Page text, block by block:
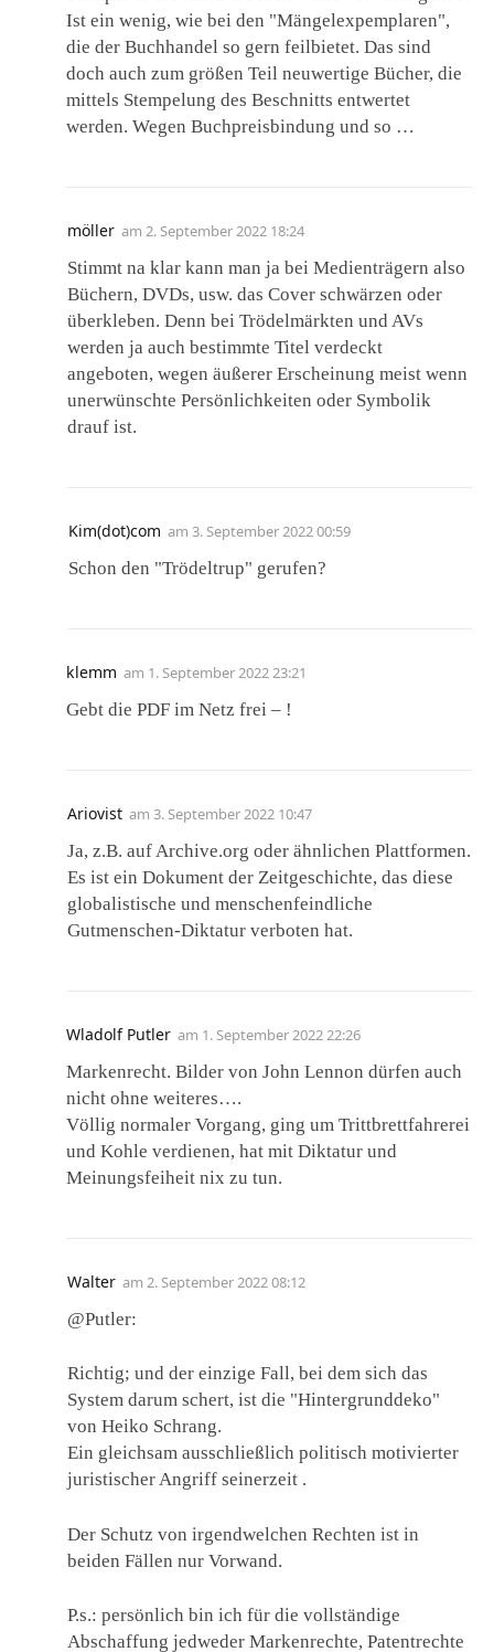
Ist ein wenig, wie bei den "Mängelexpemplaren",
die der Buchhandel so gern feilbietet. Das sind
doch auch zum größen Teil neuwertige Bücher, die
mittels Stempelung des Beschnitts entwertet
werden. Wegen Buchpreisbindung und so …
möller am 2. September 2022 18:24
Stimmt na klar kann man ja bei Medienträgern also
Büchern, DVDs, usw. das Cover schwärzen oder
überkleben. Denn bei Trödelmärkten und AVs
werden ja auch bestimmte Titel verdeckt
angeboten, wegen äußerer Erscheinung meist wenn
unerwünschte Persönlichkeiten oder Symbolik
drauf ist.
Kim(dot)com am 3. September 2022 00:59
Schon den "Trödeltrup" gerufen?
klemm am 1. September 2022 23:21
Gebt die PDF im Netz frei – !
Ariovist am 3. September 2022 10:47
Ja, z.B. auf Archive.org oder ähnlichen Plattformen.
Es ist ein Dokument der Zeitgeschichte, das diese
globalistische und menschenfeindliche
Gutmenschen-Diktatur verboten hat.
Wladolf Putler am 1. September 2022 22:26
Markenrecht. Bilder von John Lennon dürfen auch
nicht ohne weiteres….
Völlig normaler Vorgang, ging um Trittbrettfahrerei
und Kohle verdienen, hat mit Diktatur und
Meinungsfeiheit nix zu tun.
Walter am 2. September 2022 08:12
@Putler:
Richtig; und der einzige Fall, bei dem sich das
System darum schert, ist die "Hintergrunddeko"
von Heiko Schrang.
Ein gleichsam ausschließlich politisch motivierter
juristischer Angriff seinerzeit .
Der Schutz von irgendwelchen Rechten ist in
beiden Fällen nur Vorwand.
P.s.: persönlich bin ich für die vollständige
Abschaffung jedweder Markenrechte, Patentrechte